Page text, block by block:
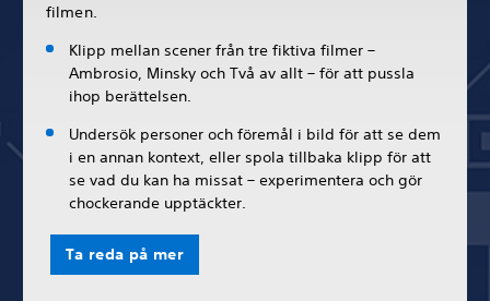
filmen.
Klipp mellan scener från tre fiktiva filmer –
Ambrosio, Minsky och Två av allt – för att pussla
ihop berättelsen.
Undersök personer och föremål i bild för att se dem
i en annan kontext, eller spola tillbaka klipp för att
se vad du kan ha missat – experimentera och gör
chockerande upptäckter.
Ta reda på mer